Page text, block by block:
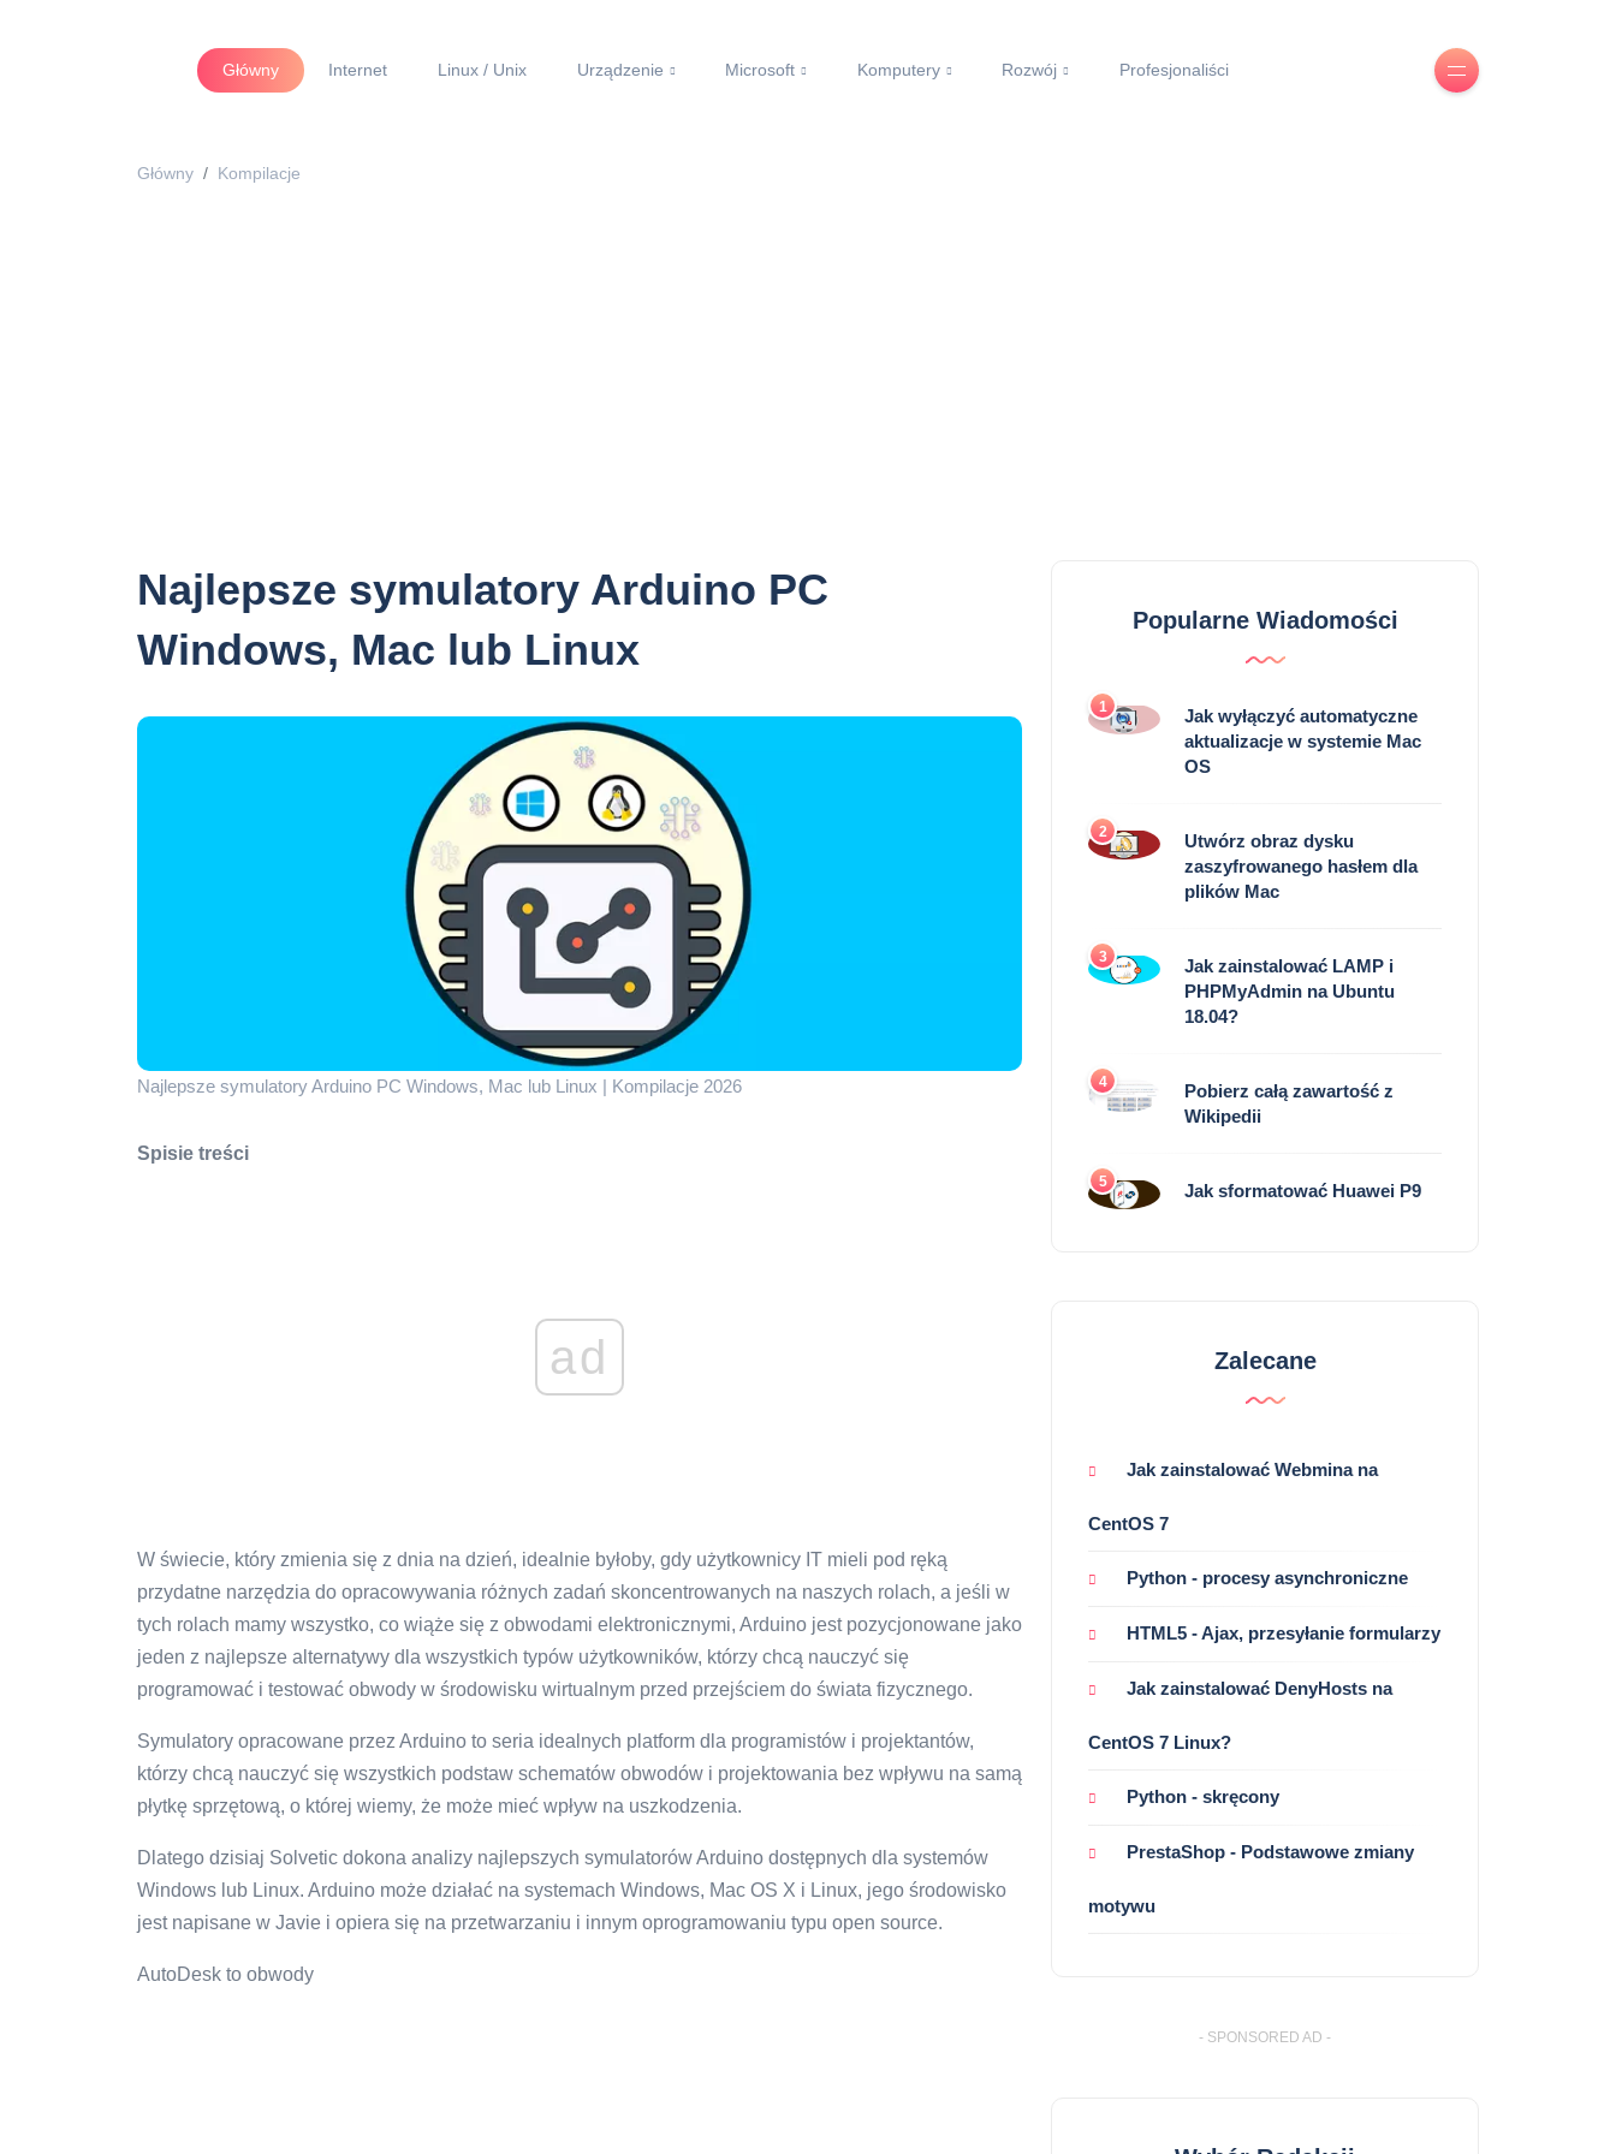
Główny Internet Linux / Unix Urządzenie Microsoft Komputery Rozwój Profesjonaliści
Główny Kompilacje
Najlepsze symulatory Arduino PC
Windows, Mac lub Linux
Najlepsze symulatory Arduino PC Windows, Mac lub Linux | Kompilacje 2026
Spisie treści
ad
W świecie, który zmienia się z dnia na dzień, idealnie byłoby, gdy użytkownicy IT mieli pod ręką
przydatne narzędzia do opracowywania różnych zadań skoncentrowanych na naszych rolach, a jeśli w
tych rolach mamy wszystko, co wiąże się z obwodami elektronicznymi, Arduino jest pozycjonowane jako
jeden z najlepsze alternatywy dla wszystkich typów użytkowników, którzy chcą nauczyć się
programować i testować obwody w środowisku wirtualnym przed przejściem do świata fizycznego.
Symulatory opracowane przez Arduino to seria idealnych platform dla programistów i projektantów,
którzy chcą nauczyć się wszystkich podstaw schematów obwodów i projektowania bez wpływu na samą
płytkę sprzętową, o której wiemy, że może mieć wpływ na uszkodzenia.
Dlatego dzisiaj Solvetic dokona analizy najlepszych symulatorów Arduino dostępnych dla systemów
Windows lub Linux. Arduino może działać na systemach Windows, Mac OS X i Linux, jego środowisko
jest napisane w Javie i opiera się na przetwarzaniu i innym oprogramowaniu typu open source.
AutoDesk to obwody
Popularne Wiadomości
1
Jak wyłączyć automatyczne
aktualizacje w systemie Mac
OS
2
Utwórz obraz dysku
zaszyfrowanego hasłem dla
plików Mac
3
Jak zainstalować LAMP i
PHPMyAdmin na Ubuntu
18.04?
4
Pobierz całą zawartość z
Wikipedii
5 Jak sformatować Huawei P9
Zalecane
Jak zainstalować Webmina na
CentOS 7
Python - procesy asynchroniczne
HTML5 - Ajax, przesyłanie formularzy
Jak zainstalować DenyHosts na
CentOS 7 Linux?
Python - skręcony
PrestaShop - Podstawowe zmiany
motywu
- SPONSORED AD -